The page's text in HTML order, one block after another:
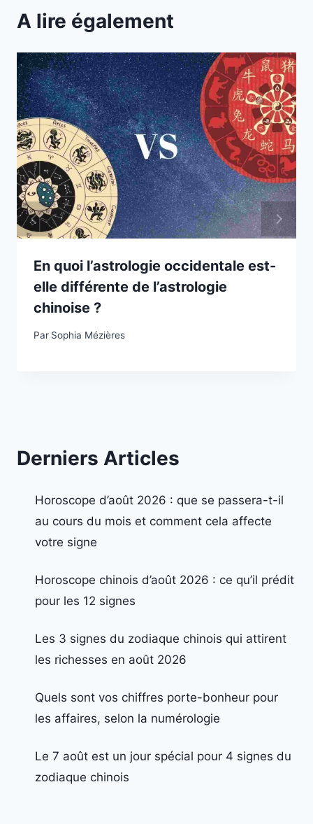
A lire également
En quoi l’astrologie occidentale est-
elle différente de l’astrologie
chinoise ?
Par Sophia Mézières
Derniers Articles
Horoscope d’août 2026 : que se passera-t-il
au cours du mois et comment cela affecte
votre signe
Horoscope chinois d’août 2026 : ce qu’il prédit
pour les 12 signes
Les 3 signes du zodiaque chinois qui attirent
les richesses en août 2026
Quels sont vos chiffres porte-bonheur pour
les affaires, selon la numérologie
Le 7 août est un jour spécial pour 4 signes du
zodiaque chinois